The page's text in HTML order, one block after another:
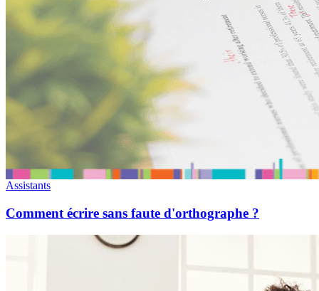
Assistants
Comment écrire sans faute d'orthographe ?